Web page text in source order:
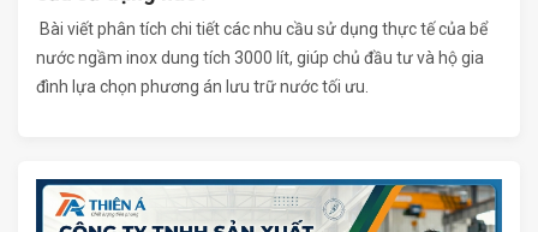
Bài viết phân tích chi tiết các nhu cầu sử dụng thực tế của bể
nước ngầm inox dung tích 3000 lít, giúp chủ đầu tư và hộ gia
đình lựa chọn phương án lưu trữ nước tối ưu.